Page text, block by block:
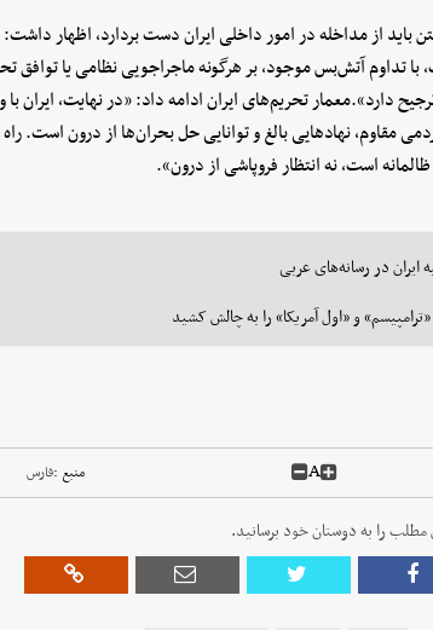
باید از مداخله در امور داخلی ایران دست بردارد، اظهار
با تداوم آتش‌بس موجود، بر هرگونه ماجراجویی نظامی یا
دارد».معمار تحریم‌های ایران ادامه داد:‌ «در نهایت،
مقاوم، نهادهایی بالغ و توانایی حل بحران‌ها از درون است.
است، نه انتظار فروپاشی از درون».
ایران در رسانه‌های عربی
و «اول آمریکا» را به چالش کشید
A منبع :فارس
مطلب را به دوستان خود برسانید.